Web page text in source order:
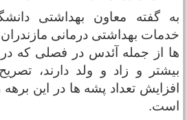
گفته معاون بهداشتی
بهداشتی درمانی مازندران
از جمله آئدس در فصلی که در
و زاد و ولد دارند،
تعداد پشه ها در این برهه